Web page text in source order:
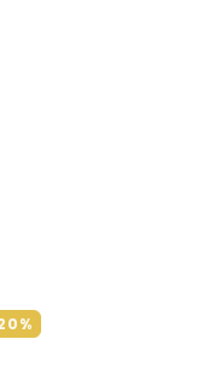
%